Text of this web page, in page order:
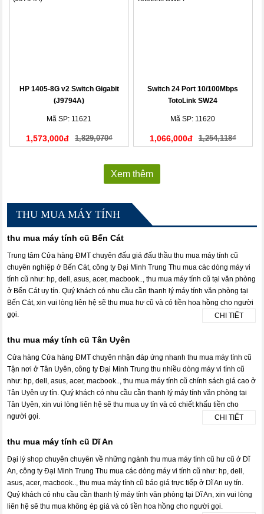
HP 1405-8G v2 Switch Gigabit
(J9794A)
Mã SP: 11621
1,573,000đ 1,829,070₫
Switch 24 Port 10/100Mbps
TotoLink SW24
Mã SP: 11620
1,066,000đ 1,254,118₫
Xem thêm
THU MUA MÁY TÍNH
thu mua máy tính cũ Bến Cát
Trung tâm Cửa hàng ĐMT chuyên đấu giá đấu thầu thu mua máy tính cũ
chuyên nghiệp ở Bến Cát, công ty Đại Minh Trung Thu mua các dòng máy vi
tính cũ như: hp, dell, asus, acer, macbook.., thu mua máy tính cũ tại văn phòng
ở Bến Cát uy tín. Quý khách có nhu cầu cần thanh lý máy tính văn phòng tại
Bến Cát, xin vui lòng liên hệ sẽ thu mua hư cũ và có tiền hoa hồng cho người
gọi.
CHI TIẾT
thu mua máy tính cũ Tân Uyên
Cửa hàng Cửa hàng ĐMT chuyên nhận đáp ứng nhanh thu mua máy tính cũ
Tận nơi ở Tân Uyên, công ty Đại Minh Trung thu nhiều dòng máy vi tính cũ
như: hp, dell, asus, acer, macbook.., thu mua máy tính cũ chính sách giá cao ở
Tân Uyên uy tín. Quý khách có nhu cầu cần thanh lý máy tính văn phòng tại
Tân Uyên, xin vui lòng liên hệ sẽ thu mua uy tín và có chiết khấu tiền cho
người gọi.
CHI TIẾT
thu mua máy tính cũ Dĩ An
Đại lý shop chuyên chuyên về những ngành thu mua máy tính cũ hư cũ ở Dĩ
An, công ty Đại Minh Trung Thu mua các dòng máy vi tính cũ như: hp, dell,
asus, acer, macbook.., thu mua máy tính cũ báo giá trực tiếp ở Dĩ An uy tín.
Quý khách có nhu cầu cần thanh lý máy tính văn phòng tại Dĩ An, xin vui lòng
liên hệ sẽ thu mua không ép giá và có tiền hoa hồng cho người gọi.